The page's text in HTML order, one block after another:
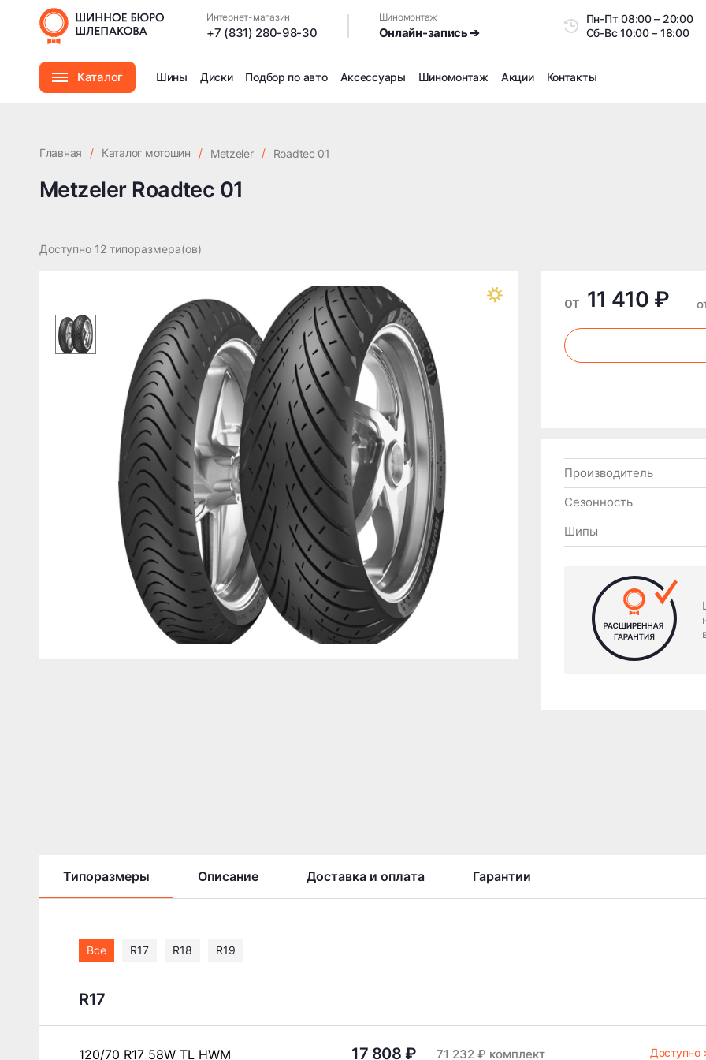
Интернет-магазин
+7 (831) 280-98-30
Шиномонтаж
Онлайн-запись ➔
Пн-Пт08:00 –
Сб-Вс10:00 – 18:00
Каталог
Аксессуары
Шины Диски Подбор по авто Аксессуары Шиномонтаж
Дошиповка, Ошиповка, Перешиповка зимней резины
Шумоизоляция покрышек
Подбор запчастей
Акции Контакты
Главная / Каталог мотошин / Metzeler / Roadtec 01
Metzeler Roadtec 01
Доступно 12 типоразмера(ов)
от 11 410 ₽
Производитель
Сезонность
Шипы
Типоразмеры Описание Доставка и оплата Гарантии
Все R17 R18 R19
R17
120/70 R17 58W TL HWM 17 808 ₽ 71 232 ₽ комплект Доступно